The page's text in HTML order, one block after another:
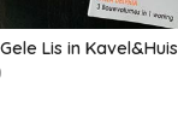
Lis in Kavel&Huis